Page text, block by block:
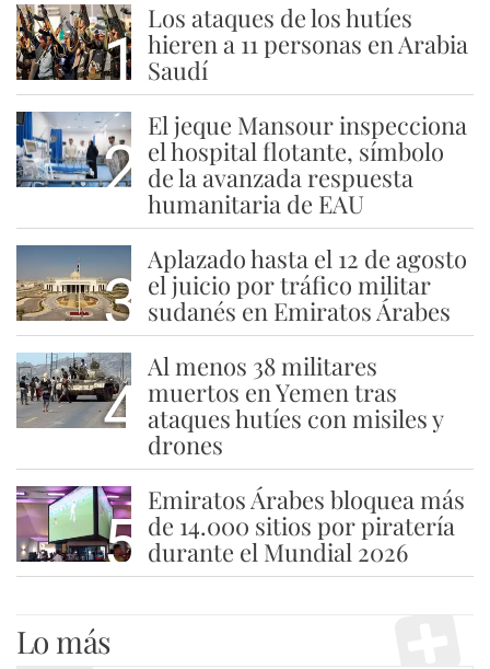
1
Los ataques de los hutíes
hieren a 11 personas en Arabia
Saudí
2
El jeque Mansour inspecciona
el hospital flotante, símbolo
de la avanzada respuesta
humanitaria de EAU
3
Aplazado hasta el 12 de agosto
el juicio por tráfico militar
sudanés en Emiratos Árabes
4
Al menos 38 militares
muertos en Yemen tras
ataques hutíes con misiles y
drones
5
Emiratos Árabes bloquea más
de 14.000 sitios por piratería
durante el Mundial 2026
Lo más